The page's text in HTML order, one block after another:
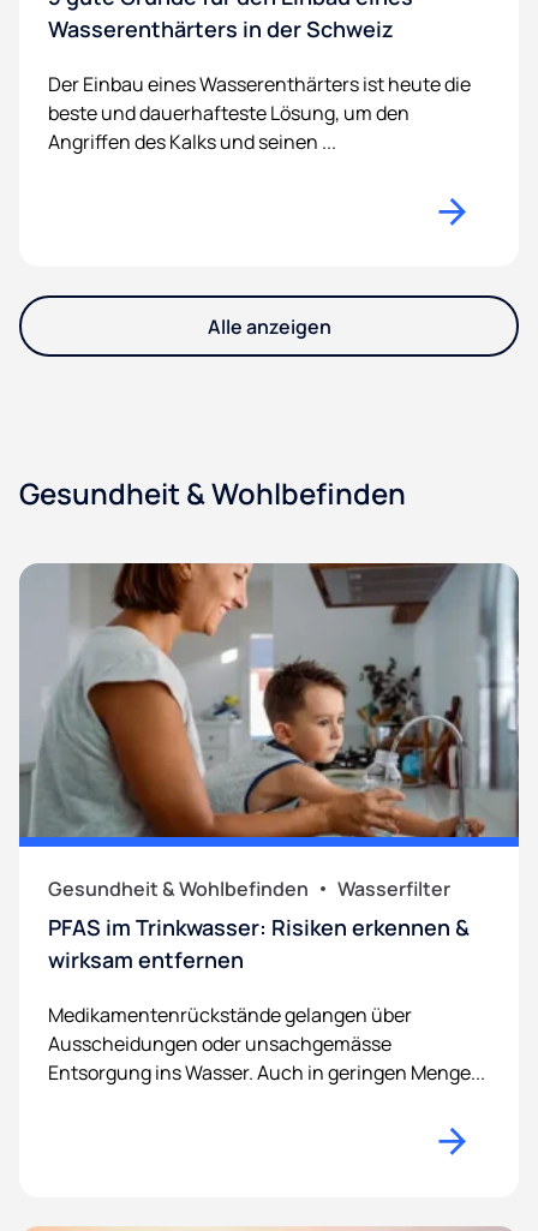
Wasserenthärters in der Schweiz
Der Einbau eines Wasserenthärters ist heute die
beste und dauerhafteste Lösung, um den
Angriffen des Kalks und seinen ...
Alle anzeigen
Gesundheit & Wohlbefinden
Gesundheit & Wohlbefinden Wasserfilter
PFAS im Trinkwasser: Risiken erkennen &
wirksam entfernen
Medikamentenrückstände gelangen über
Ausscheidungen oder unsachgemässe
Entsorgung ins Wasser. Auch in geringen Menge...